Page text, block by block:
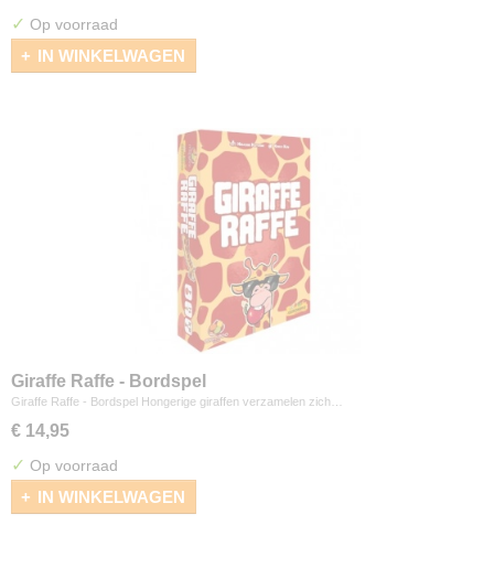
✓ Op voorraad
IN WINKELWAGEN
Giraffe Raffe - Bordspel
Giraffe Raffe - Bordspel Hongerige giraffen verzamelen zich…
€ 14,95
✓ Op voorraad
IN WINKELWAGEN